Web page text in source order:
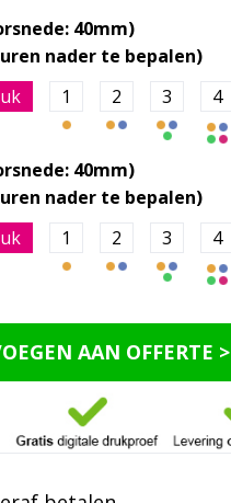
40mm)
1 2 3 4
40mm)
1 2 3 4
AAN OFFERTE >